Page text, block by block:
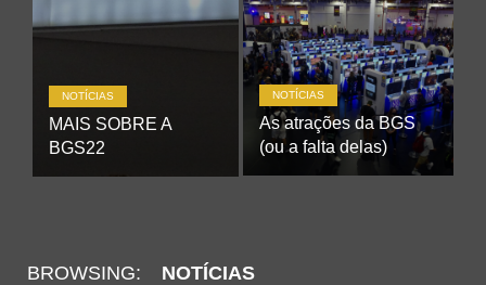
NOTÍCIAS
MAIS SOBRE A
BGS22
NOTÍCIAS
As atrações da BGS
(ou a falta delas)
BROWSING: NOTÍCIAS